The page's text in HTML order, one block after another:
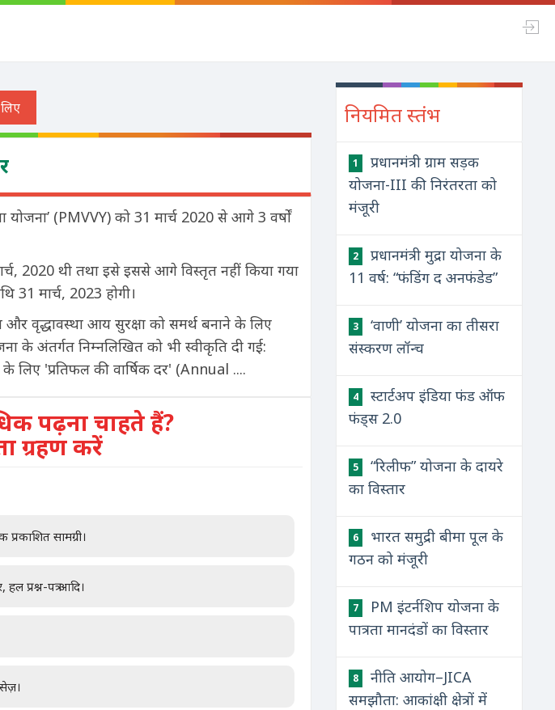
योजना’ (PMVVY) को 31 मार्च 2020 से आगे 3 वर्षों
2020 थी तथा इसे इससे आगे विस्तृत नहीं किया गया
31 मार्च, 2023 होगी।
और वृद्धावस्था आय सुरक्षा को समर्थ बनाने के लिए
के अंतर्गत निम्नलिखित को भी स्वीकृति दी गई:
लिए 'प्रतिफल की वार्षिक दर' (Annual ....
पढ़ना चाहते हैं?
ग्रहण करें
सामग्री।
प्रश्न-पत्र आदि।
नियमित स्तंभ
1
प्रधानमंत्री ग्राम सड़क
योजना-III की निरंतरता को
मंजूरी
2
प्रधानमंत्री मुद्रा योजना के
11 वर्ष: “फंडिंग द अनफंडेड”
3
‘वाणी’ योजना का तीसरा
संस्करण लॉन्च
4
स्टार्टअप इंडिया फंड ऑफ
फंड्स 2.0
5
“रिलीफ” योजना के दायरे
का विस्तार
6
भारत समुद्री बीमा पूल के
गठन को मंजूरी
7
PM इंटर्नशिप योजना के
पात्रता मानदंडों का विस्तार
8
नीति आयोग–JICA
समझौता: आकांक्षी क्षेत्रों में